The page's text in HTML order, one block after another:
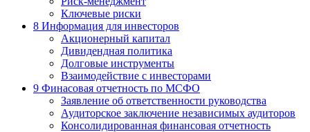
Ключевые риски
8 Информация для инвесторов
Акционерный капитал
Дивидендная политика
Долговые инструменты
Взаимодействие с инвеcторами
9 Финасовая отчетность по МСФО
Заявление об ответственности руководства
Аудиторское заключение независимых аудиторов
Консолидированная финансовая отчетность